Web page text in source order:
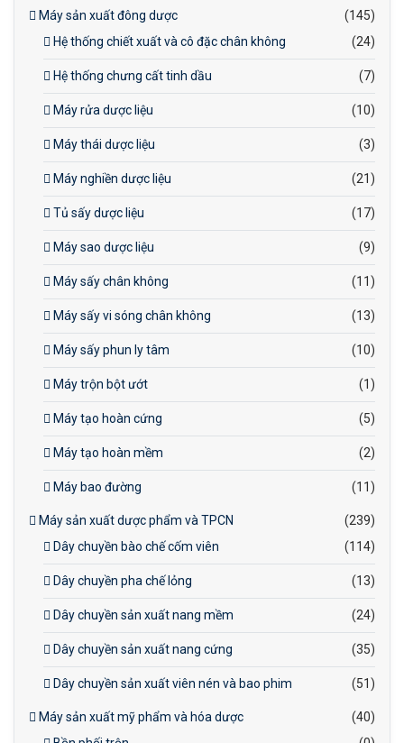
Máy sản xuất đông dược
(145)
Hệ thống chiết xuất và cô đặc chân không
(24)
Hệ thống chưng cất tinh dầu (7)
Máy rửa dược liệu (10)
Máy thái dược liệu (3)
Máy nghiền dược liệu (21)
Tủ sấy dược liệu (17)
Máy sao dược liệu (9)
Máy sấy chân không (11)
Máy sấy vi sóng chân không (13)
Máy sấy phun ly tâm (10)
Máy trộn bột ướt (1)
Máy tạo hoàn cứng (5)
Máy tạo hoàn mềm (2)
Máy bao đường (11)
Máy sản xuất dược phẩm và TPCN
(239)
Dây chuyền bào chế cốm viên
(114)
Dây chuyền pha chế lỏng (13)
Dây chuyền sản xuất nang mềm (24)
Dây chuyền sản xuất nang cứng (35)
Dây chuyền sản xuất viên nén và bao phim (51)
Máy sản xuất mỹ phẩm và hóa dược
(40)